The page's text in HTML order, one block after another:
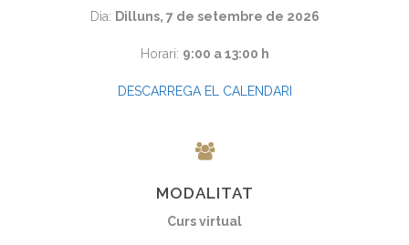
Dia: Dilluns, 7 de setembre de 2026
Horari: 9:00 a 13:00 h
DESCARREGA EL CALENDARI
MODALITAT
Curs virtual